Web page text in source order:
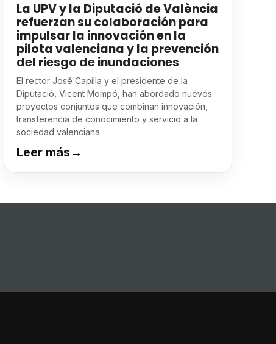
La UPV y la Diputació de València
refuerzan su colaboración para
impulsar la innovación en la
pilota valenciana y la prevención
del riesgo de inundaciones
El rector José Capilla y el presidente de la
Diputació, Vicent Mompó, han abordado nuevos
proyectos conjuntos que combinan innovación,
transferencia de conocimiento y servicio a la
sociedad valenciana
Leer más →